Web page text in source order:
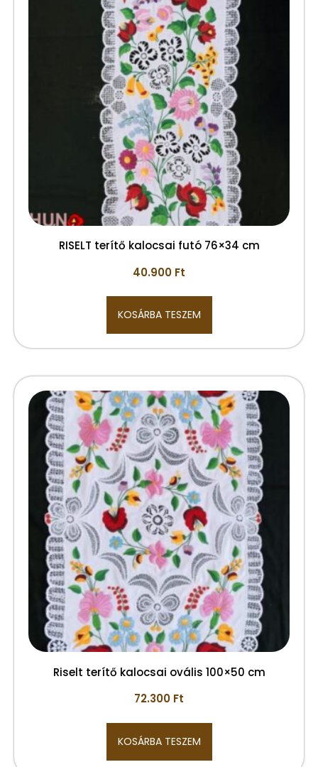
RISELT terítő kalocsai futó 76×34 cm
40.900 Ft
KOSÁRBA TESZEM
Riselt terítő kalocsai ovális 100×50 cm
72.300 Ft
KOSÁRBA TESZEM